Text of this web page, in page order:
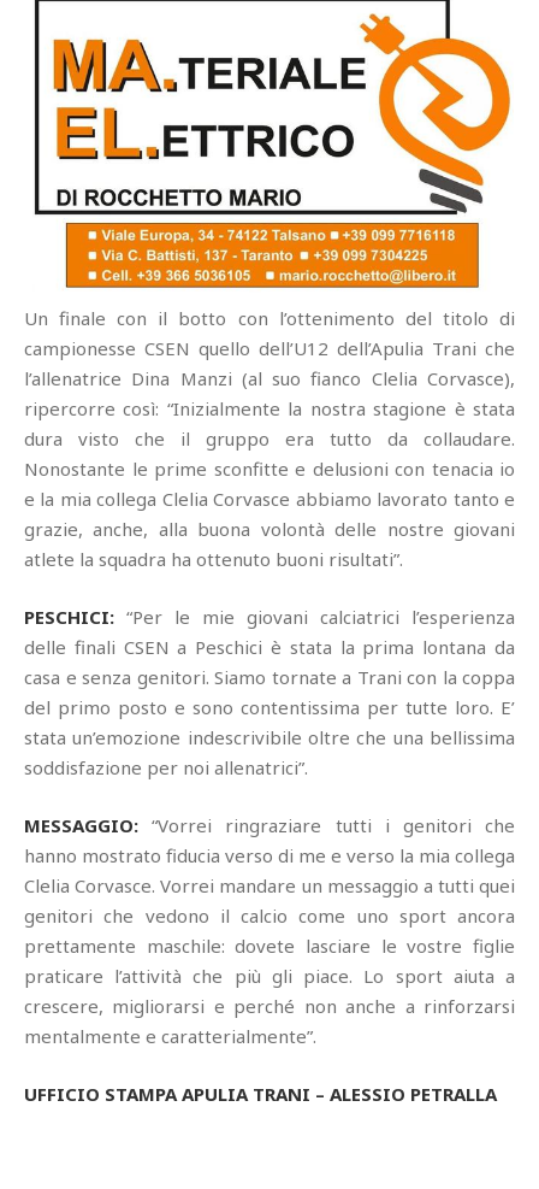
Un finale con il botto con l’ottenimento del titolo di
campionesse CSEN quello dell’U12 dell’Apulia Trani che
l’allenatrice Dina Manzi (al suo fianco Clelia Corvasce),
ripercorre così: “Inizialmente la nostra stagione è stata
dura visto che il gruppo era tutto da collaudare.
Nonostante le prime sconfitte e delusioni con tenacia io
e la mia collega Clelia Corvasce abbiamo lavorato tanto e
grazie, anche, alla buona volontà delle nostre giovani
atlete la squadra ha ottenuto buoni risultati”.
PESCHICI: “Per le mie giovani calciatrici l’esperienza
delle finali CSEN a Peschici è stata la prima lontana da
casa e senza genitori. Siamo tornate a Trani con la coppa
del primo posto e sono contentissima per tutte loro. E’
stata un’emozione indescrivibile oltre che una bellissima
soddisfazione per noi allenatrici”.
MESSAGGIO: “Vorrei ringraziare tutti i genitori che
hanno mostrato fiducia verso di me e verso la mia collega
Clelia Corvasce. Vorrei mandare un messaggio a tutti quei
genitori che vedono il calcio come uno sport ancora
prettamente maschile: dovete lasciare le vostre figlie
praticare l’attività che più gli piace. Lo sport aiuta a
crescere, migliorarsi e perché non anche a rinforzarsi
mentalmente e caratterialmente”.
UFFICIO STAMPA APULIA TRANI – ALESSIO PETRALLA